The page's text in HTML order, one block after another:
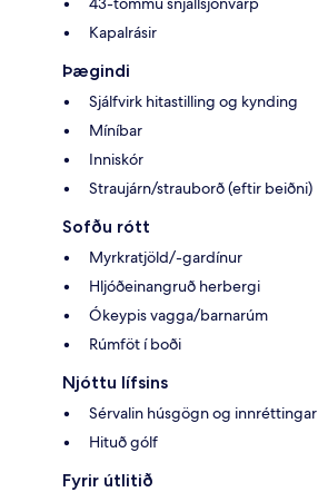
Kapalrásir
Þægindi
Sjálfvirk hitastilling og kynding
Míníbar
Inniskór
Straujárn/strauborð (eftir beiðni)
Sofðu rótt
Myrkratjöld/-gardínur
Hljóðeinangruð herbergi
Ókeypis vagga/barnarúm
Rúmföt í boði
Njóttu lífsins
Sérvalin húsgögn og innréttingar
Hituð gólf
Fyrir útlitið